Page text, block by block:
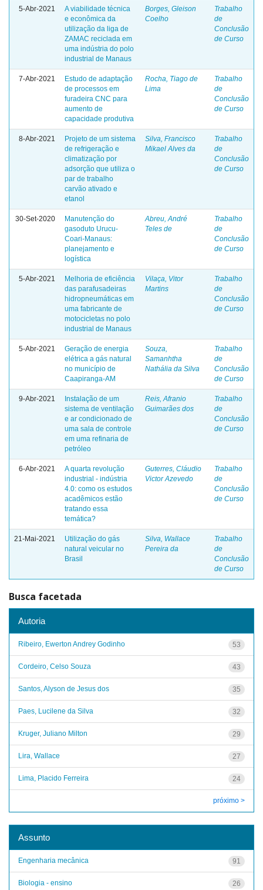
5-Abr-2021
A viabilidade técnica
e econômica da
utilização da liga de
ZAMAC reciclada em
uma indústria do polo
industrial de Manaus
Borges, Gleison
Coelho
Trabalho
de
Conclusão
de Curso
7-Abr-2021
Estudo de adaptação
de processos em
furadeira CNC para
aumento de
capacidade produtiva
Rocha, Tiago de
Lima
Trabalho
de
Conclusão
de Curso
8-Abr-2021
Projeto de um sistema
de refrigeração e
climatização por
adsorção que utiliza o
par de trabalho
carvão ativado e
etanol
Silva, Francisco
Mikael Alves da
Trabalho
de
Conclusão
de Curso
30-Set-2020
Manutenção do
gasoduto Urucu-
Coari-Manaus:
planejamento e
logística
Abreu, André
Teles de
Trabalho
de
Conclusão
de Curso
5-Abr-2021
Melhoria de eficiência
das parafusadeiras
hidropneumáticas em
uma fabricante de
motocicletas no polo
industrial de Manaus
Vilaça, Vitor
Martins
Trabalho
de
Conclusão
de Curso
5-Abr-2021
Geração de energia
elétrica a gás natural
no município de
Caapiranga-AM
Souza,
Samanhtha
Nathália da Silva
Trabalho
de
Conclusão
de Curso
9-Abr-2021
Instalação de um
sistema de ventilação
e ar condicionado de
uma sala de controle
em uma refinaria de
petróleo
Reis, Afranio
Guimarães dos
Trabalho
de
Conclusão
de Curso
6-Abr-2021
A quarta revolução
industrial - indústria
4.0: como os estudos
acadêmicos estão
tratando essa
temática?
Guterres, Cláudio
Victor Azevedo
Trabalho
de
Conclusão
de Curso
21-Mai-2021
Utilização do gás
natural veicular no
Brasil
Silva, Wallace
Pereira da
Trabalho
de
Conclusão
de Curso
Busca facetada
Autoria
53
Ribeiro, Ewerton Andrey Godinho
43
Cordeiro, Celso Souza
35
Santos, Alyson de Jesus dos
32
Paes, Lucilene da Silva
29
Kruger, Juliano Milton
27
Lira, Wallace
24
Lima, Placido Ferreira
próximo >
Assunto
91
Engenharia mecânica
26
Biologia - ensino